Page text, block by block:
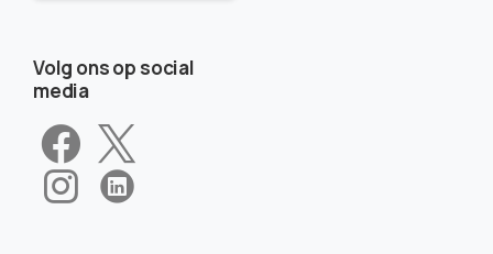
Volg ons op social
media